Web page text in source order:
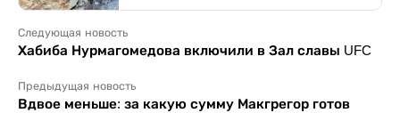
Следующая новость
Хабиба Нурмагомедова включили в Зал славы UFC
Предыдущая новость
Вдвое меньше: за какую сумму Макгрегор готов